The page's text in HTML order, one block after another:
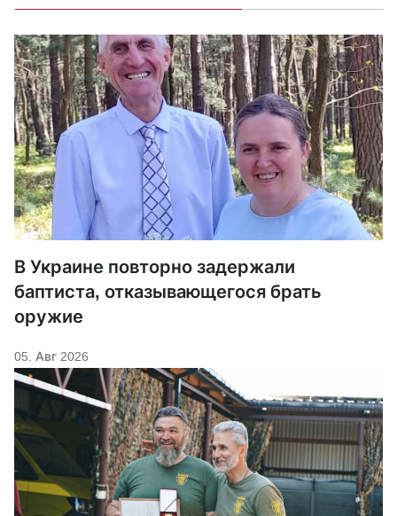
В Украине повторно задержали
баптиста, отказывающегося брать
оружие
05. Авг 2026